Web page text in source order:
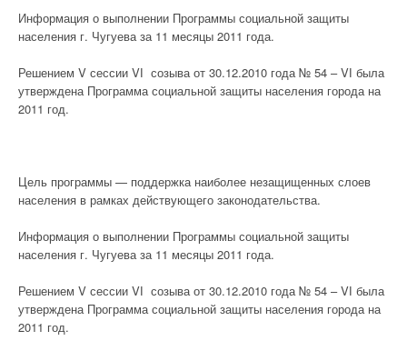
Информация о выполнении Программы социальной защиты
населения г. Чугуева за 11 месяцы 2011 года.
Решением V сессии VІ созыва от 30.12.2010 года № 54 – VІ была
утверждена Программа социальной защиты населения города на
2011 год.
Цель программы — поддержка наиболее незащищенных слоев
населения в рамках действующего законодательства.
Информация о выполнении Программы социальной защиты
населения г. Чугуева за 11 месяцы 2011 года.
Решением V сессии VІ созыва от 30.12.2010 года № 54 – VІ была
утверждена Программа социальной защиты населения города на
2011 год.